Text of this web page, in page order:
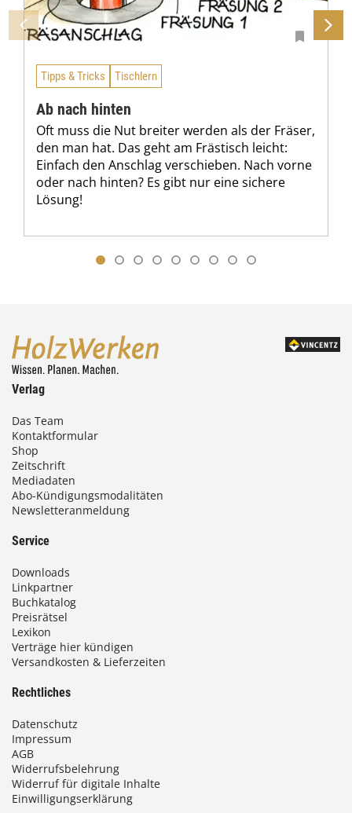
Tipps & Tricks Tischlern
Ab nach hinten
Oft muss die Nut breiter werden als der Fräser,
den man hat. Das geht am Frästisch leicht:
Einfach den Anschlag verschieben. Nach vorne
oder nach hinten? Es gibt nur eine sichere
Lösung!
Verlag
Das Team
Kontaktformular
Shop
Zeitschrift
Mediadaten
Abo-Kündigungsmodalitäten
Newsletteranmeldung
Service
Downloads
Linkpartner
Buchkatalog
Preisrätsel
Lexikon
Verträge hier kündigen
Versandkosten & Lieferzeiten
Rechtliches
Datenschutz
Impressum
AGB
Widerrufsbelehrung
Widerruf für digitale Inhalte
Einwilligungserklärung